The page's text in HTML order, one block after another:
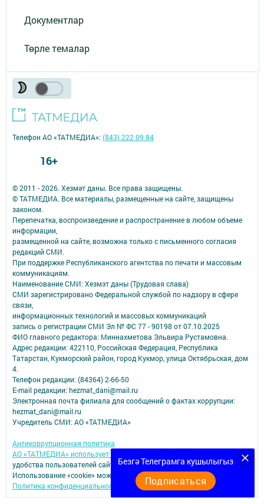
Документлар
Төрле темалар
Безгә Телеграмга кушылыгыз
Подписаться
© 2011 - 2026. Хезмәт даны. Все права защищены.
© ТАТМЕДИА. Все материалы, размещенные на сайте, защищены
законом.
Перепечатка, воспроизведение и распространение в любом объеме
информации,
размещенной на сайте, возможна только с письменного согласия
редакций СМИ.
При поддержке Республиканского агентства по печати и массовым
коммуникациям.
Наименование СМИ: Хезмэт даны (Трудовая слава)
СМИ зарегистрировано Федеральной службой по надзору в сфере
связи,
информационных технологий и массовых коммуникаций
запись о регистрации СМИ Эл № ФС 77 - 90198 от 07.10.2025
ФИО главного редактора: Миннахметова Эльвира Рустамовна.
Адрес редакции: 422110, Российская Федерация, Республика
Татарстан, Кукморский район, город Кукмор, улица Октябрьская, дом
4.
Телефон редакции: (84364) 2-66-50
E-mail редакции: hezmat_dani@mail.ru
Электронная почта филиала для сообщений о фактах коррупции:
hezmat_dani@mail.ru
Учредитель СМИ: АО «ТАТМЕДИА»
Антикоррупционная политика
АО «ТАТМЕДИА» использует «cookie»
для персонализации сервисов и
удобства пользователей сайтом.
Использование «cookie» можно отменить в настройках браузера.
Политика конфиденциальности
Телефон АО «ТАТМЕДИА»:(843) 222 09 84
16+